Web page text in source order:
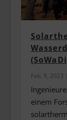
Feb. 9, 2023 |
einem